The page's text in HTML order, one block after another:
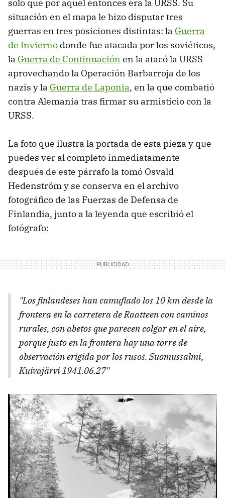
solo que por aquel entonces era la URSS. Su
situación en el mapa le hizo disputar tres
guerras en tres posiciones distintas: la Guerra
de Invierno donde fue atacada por los soviéticos,
la Guerra de Continuación en la atacó la URSS
aprovechando la Operación Barbarroja de los
nazis y la Guerra de Laponia, en la que combatió
contra Alemania tras firmar su armisticio con la
URSS.
La foto que ilustra la portada de esta pieza y que
puedes ver al completo inmediatamente
después de este párrafo la tomó Osvald
Hedenström y se conserva en el archivo
fotográfico de las Fuerzas de Defensa de
Finlandia, junto a la leyenda que escribió el
fotógrafo:
"Los finlandeses han camuflado los 10 km desde la
frontera en la carretera de Raatteen con caminos
rurales, con abetos que parecen colgar en el aire,
porque justo en la frontera hay una torre de
observación erigida por los rusos. Suomussalmi,
Kuivajärvi 1941.06.27"